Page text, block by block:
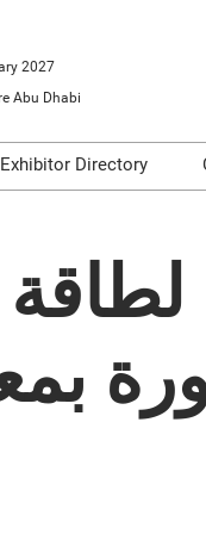
2027
Abu Dhabi
Exhibitor Directory